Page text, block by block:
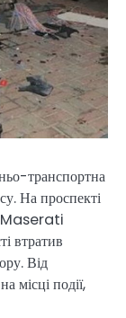
транспортна
На проспекті
Maserati
втратив
Від
місці події,